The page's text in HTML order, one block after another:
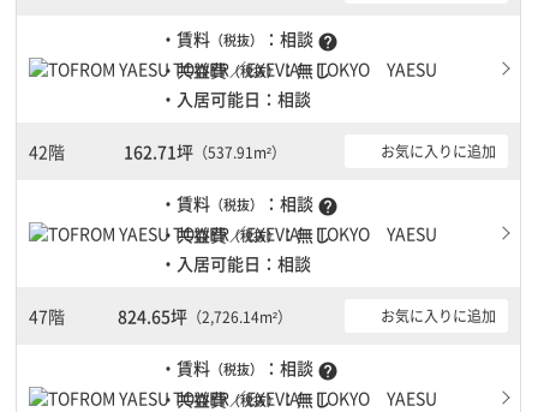
・賃料 （税抜） ：相談 help
・共益費（税抜）：無し
・入居可能日：相談
42階 162.71坪 （537.91m²） お気に入りに追加
・賃料 （税抜） ：相談 help
・共益費（税抜）：無し
・入居可能日：相談
47階 824.65坪 （2,726.14m²） お気に入りに追加
・賃料 （税抜） ：相談 help
・共益費（税抜）：無し